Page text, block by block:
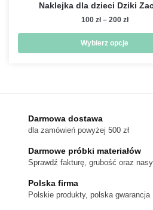
Naklejka dla dzieci Dziki
100 zł – 200 złZakres
od
100 zł
Wybierz opcje
Opcje
można
wybrać
stronie
Darmowa dostawa
dla zamówień powyżej 500 zł
Darmowe próbki materiałów
Sprawdź fakturę, grubość oraz
Polska firma
Polskie produkty, polska gwarancja